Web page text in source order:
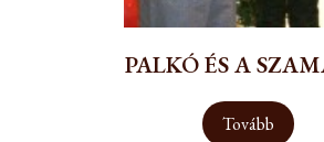
PALKÓ ÉS A
Tovább